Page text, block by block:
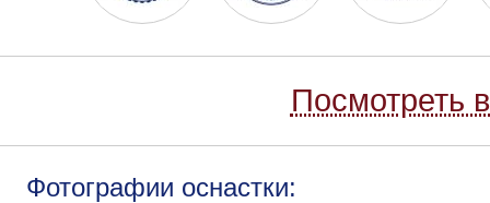
Посмотреть
Фотографии оснастки: